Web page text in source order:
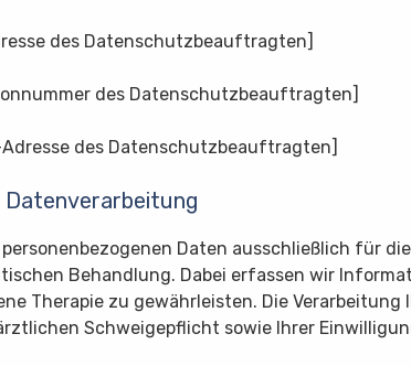
des Datenschutzbeauftragten]
des Datenschutzbeauftragten]
Adresse des Datenschutzbeauftragten]
Datenverarbeitung
Daten ausschließlich für
Behandlung. Dabei erfassen wir
Therapie zu gewährleisten. Die
Schweigepflicht sowie Ihrer